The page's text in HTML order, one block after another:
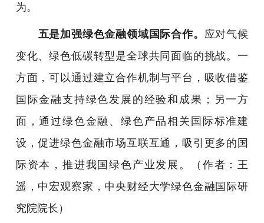
为。
五是加强绿色金融领域国际合作。 应对气候
变化、绿色低碳转型是全球共同面临的挑战。一
方面，可以通过建立合作机制与平台，吸收借鉴
国际金融支持绿色发展的经验和成果；另一方
面，通过绿色金融、绿色产品相关国际标准建
设，促进绿色金融市场互联互通，吸引更多的国
际资本，推进我国绿色产业发展。
（作者：王
遥，中宏观察家，中央财经大学绿色金融国际研
究院院长）